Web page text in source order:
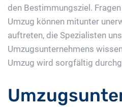
den Bestimmungsziel.
Umzug können mitunter
auftreten, die Spezialisten
Umzugsunternehmens
Umzug wird sorgfältig